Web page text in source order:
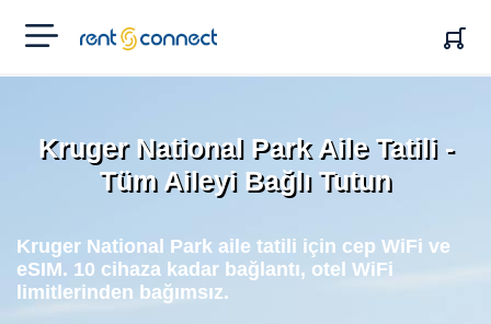
RENT'N
CONNECT
Kruger National Park Aile Tatili -
Tüm Aileyi Bağlı Tutun
Kruger National Park aile tatili için cep WiFi ve
eSIM. 10 cihaza kadar bağlantı, otel WiFi
limitlerinden bağımsız.